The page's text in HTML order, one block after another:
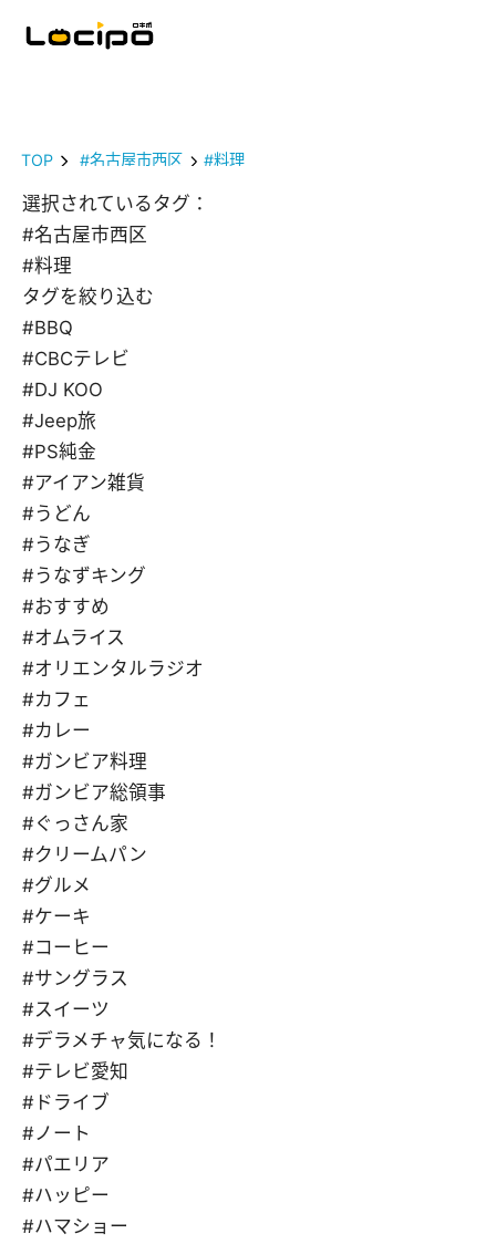
TOP #名古屋市西区 #料理
選択されているタグ：
#名古屋市西区
#料理
タグを絞り込む
#BBQ
#CBCテレビ
#DJ KOO
#Jeep旅
#PS純金
#アイアン雑貨
#うどん
#うなぎ
#うなずキング
#おすすめ
#オムライス
#オリエンタルラジオ
#カフェ
#カレー
#ガンビア料理
#ガンビア総領事
#ぐっさん家
#クリームパン
#グルメ
#ケーキ
#コーヒー
#サングラス
#スイーツ
#デラメチャ気になる！
#テレビ愛知
#ドライブ
#ノート
#パエリア
#ハッピー
#ハマショー